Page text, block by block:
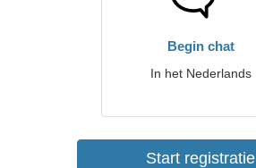
Begin chat
In het Nederlands
Start registratie